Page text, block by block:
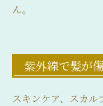
ん。
紫外線で髪が
スキンケア、スカル